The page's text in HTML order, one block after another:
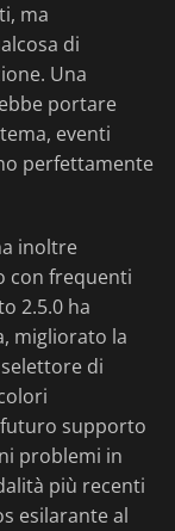
ma
di
Una
portare
eventi
perfettamente
inoltre
con frequenti
2.5.0 ha
migliorato la
di
supporto
problemi in
più recenti
esilarante al